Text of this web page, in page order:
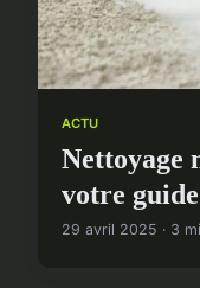
ACTU
Nettoyage
votre
29 avril 2025 · 3